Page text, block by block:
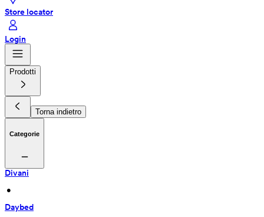
Store locator
Login
Prodotti
Torna indietro
Categorie
Divani
•
Daybed